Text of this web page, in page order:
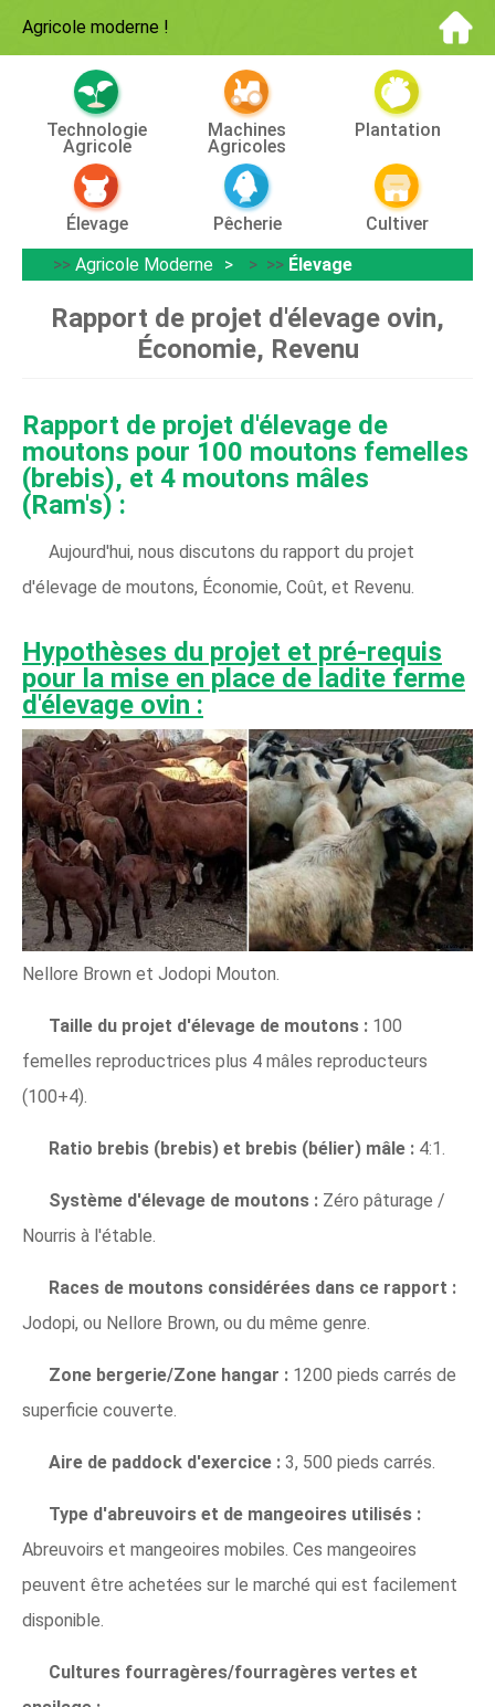
Agricole moderne !
Technologie
Agricole
Machines
Agricoles
Plantation
Élevage Pêcherie
Cultiver
>> Agricole Moderne > >> Élevage
Rapport de projet d'élevage ovin,
Économie, Revenu
Rapport de projet d'élevage de
moutons pour 100 moutons femelles
(brebis), et 4 moutons mâles
(Ram's) :
Aujourd'hui, nous discutons du rapport du projet
d'élevage de moutons, Économie, Coût, et Revenu.
Hypothèses du projet et pré-requis
pour la mise en place de ladite ferme
d'élevage ovin :
Nellore Brown et Jodopi Mouton.
Taille du projet d'élevage de moutons : 100
femelles reproductrices plus 4 mâles reproducteurs
(100+4).
Ratio brebis (brebis) et brebis (bélier) mâle : 4:1.
Système d'élevage de moutons : Zéro pâturage /
Nourris à l'étable.
Races de moutons considérées dans ce rapport :
Jodopi, ou Nellore Brown, ou du même genre.
Zone bergerie/Zone hangar : 1200 pieds carrés de
superficie couverte.
Aire de paddock d'exercice : 3, 500 pieds carrés.
Type d'abreuvoirs et de mangeoires utilisés :
Abreuvoirs et mangeoires mobiles. Ces mangeoires
peuvent être achetées sur le marché qui est facilement
disponible.
Cultures fourragères/fourragères vertes et